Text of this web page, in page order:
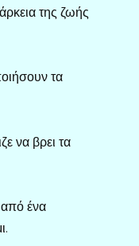
της ζωής
τα
να βρει τα
από ένα